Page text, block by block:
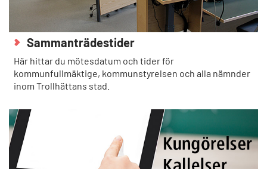
Sammanträdestider
Här hittar du mötesdatum och tider för
kommunfullmäktige, kommunstyrelsen och alla nämnder
inom Trollhättans stad.